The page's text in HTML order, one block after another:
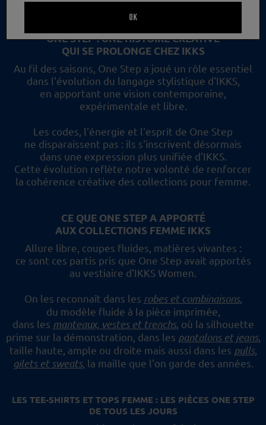
ONE STEP : UNE HISTOIRE CRÉATIVE
QUI SE PROLONGE CHEZ IKKS
Au fil des saisons, One Step a joué un rôle essentiel
dans l'évolution du langage stylistique d'IKKS,
en apportant une vision contemporaine,
expérimentale et libre.
Les codes, l'énergie et l'esprit de One Step
ne disparaissent pas : ils s'inscrivent désormais
dans une expression plus unifiée d'IKKS.
Cette évolution reflète notre volonté de renforcer
la cohérence créative des collections pour femme.
CE QUE ONE STEP A APPORTÉ
AUX COLLECTIONS FEMME IKKS
Allure libre, coupes fluides, matières vivantes :
ce sont ces partis pris que One Step avait apportés
au vestiaire d'IKKS Women.
On les reconnaît dans les robes et combinaisons,
du modèle fluide à la pièce imprimée,
dans les manteaux, vestes et trenchs, où la silhouette
prime sur la démonstration, dans les pantalons et jeans,
taille haute, ample ou droite mais aussi dans les pulls,
gilets et sweats, la maille que l'on garde des années.
LES TEE-SHIRTS ET TOPS FEMME : LES PIÈCES ONE STEP
DE TOUS LES JOURS
OK